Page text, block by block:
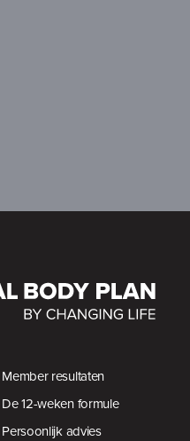
Member resultaten
De 12-weken formule
Persoonlijk advies